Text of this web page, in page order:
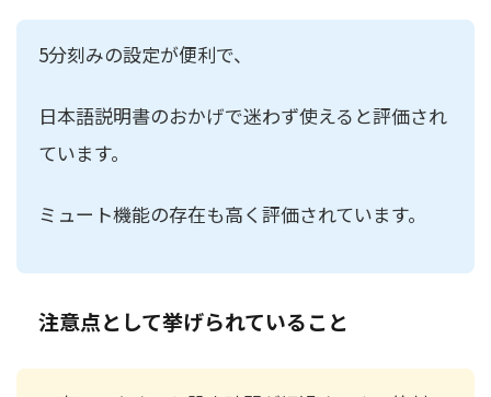
5分刻みの設定が便利で、
日本語説明書のおかげで迷わず使えると評価され
ています。
ミュート機能の存在も高く評価されています。
注意点として挙げられていること